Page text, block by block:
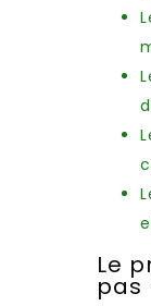
Le
pas